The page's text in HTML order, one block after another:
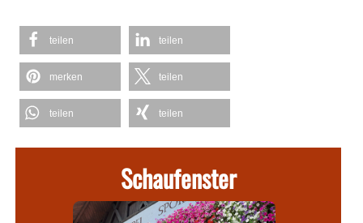
teilen teilen
merken teilen
teilen teilen
Schaufenster